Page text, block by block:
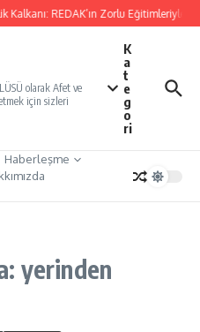
Kalkanı: REDAK’ın Zorlu Eğitimleriyle
olarak Afet ve
için sizleri
K
a
t
e
g
o
ri
Haberleşme
yerinden